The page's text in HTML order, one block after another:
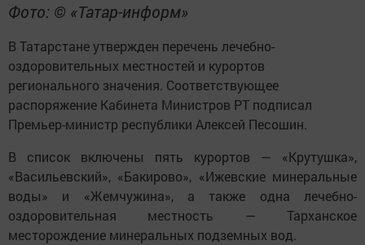
Фото: © «Татар-информ»
В Татарстане утвержден перечень лечебно-
оздоровительных местностей и курортов
регионального значения. Соответствующее
распоряжение Кабинета Министров РТ подписал
Премьер-министр республики Алексей Песошин.
В список включены пять курортов — «Крутушка»,
«Васильевский», «Бакирово», «Ижевские минеральные
воды» и «Жемчужина», а также одна лечебно-
оздоровительная местность — Тарханское
месторождение минеральных подземных вод.